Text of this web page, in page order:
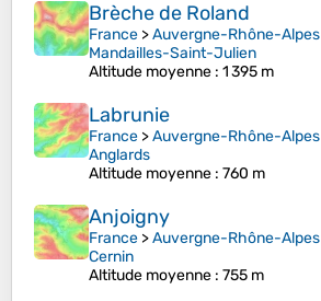
Brèche de Roland
France >Auvergne-Rhône-Alpes
Mandailles-Saint-Julien
Altitude moyenne : 1 395 m
Labrunie
France >Auvergne-Rhône-Alpes
Anglards
Altitude moyenne : 760 m
Anjoigny
France >Auvergne-Rhône-Alpes
Cernin
Altitude moyenne : 755 m